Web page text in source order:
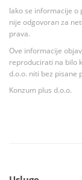
Iako se informacije o
nije odgovoran za
prava.
Ove informacije
reproducirati na bilo
d.o.o. niti bez pisane
Konzum plus d.o.o.